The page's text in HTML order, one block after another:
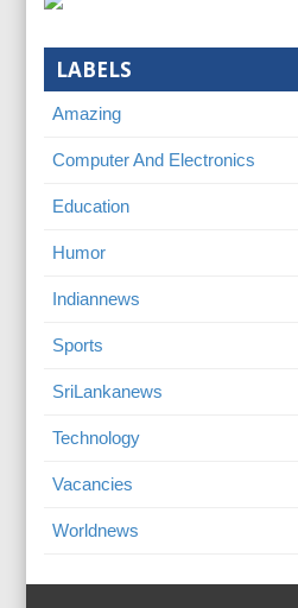
LABELS
Amazing
Computer And Electronics
Education
Humor
Indiannews
Sports
SriLankanews
Technology
Vacancies
Worldnews